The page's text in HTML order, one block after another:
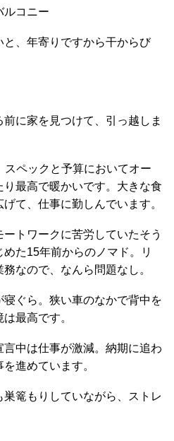
コニー
、年寄りですから干からび
に家を見つけて、引っ越しま
スペックと予算においてオー
最高で暖かいです。大きな食
て、仕事に勤しんでいます。
トワークに苦労していたそう
た15年前からのノマド。リ
なので、なんら問題なし。
寝ぐら。狭い車のなかで背中を
最高です。
中は仕事が激減。納期に追わ
進めています。
篭もりしていながら、ストレ